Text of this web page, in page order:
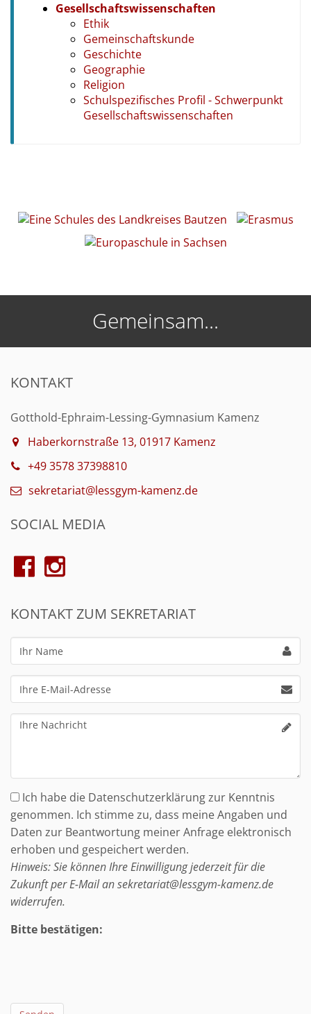
Gesellschaftswissenschaften
Ethik
Gemeinschaftskunde
Geschichte
Geographie
Religion
Schulspezifisches Profil - Schwerpunkt
Gesellschaftswissenschaften
Gemeinsam...
KONTAKT
Gotthold-Ephraim-Lessing-Gymnasium Kamenz
Haberkornstraße 13, 01917 Kamenz
+49 3578 37398810
sekretariat@lessgym-kamenz.de
SOCIAL MEDIA
KONTAKT ZUM SEKRETARIAT
Ihr
Name
Ihre
E-
Mail-
Ihre
Ich habe die Datenschutzerklärung zur Kenntnis
genommen. Ich stimme zu, dass meine Angaben und
Daten zur Beantwortung meiner Anfrage elektronisch
erhoben und gespeichert werden.
Hinweis: Sie können Ihre Einwilligung jederzeit für die
Zukunft per E-Mail an sekretariat@lessgym-kamenz.de
widerrufen.
Bitte bestätigen: